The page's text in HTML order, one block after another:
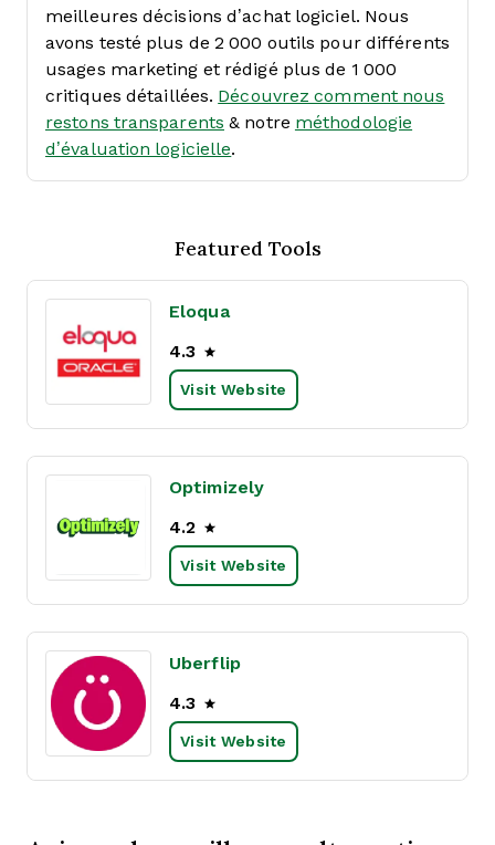
meilleures décisions d’achat logiciel. Nous
avons testé plus de 2 000 outils pour différents
usages marketing et rédigé plus de 1 000
critiques détaillées. Découvrez comment nous
restons transparents & notre méthodologie
d’évaluation logicielle.
Featured Tools
Eloqua
4.3
Visit Website
Optimizely
4.2
Visit Website
Uberflip
4.3
Visit Website